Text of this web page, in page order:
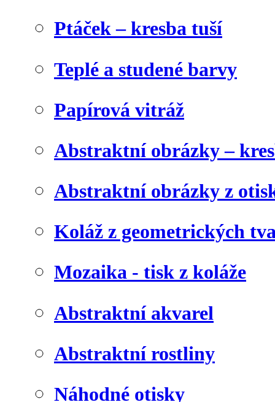
Ptáček – kresba tuší
Teplé a studené barvy
Papírová vitráž
Abstraktní obrázky –
Abstraktní obrázky z
Koláž z geometrických
Mozaika - tisk z koláže
Abstraktní akvarel
Abstraktní rostliny
Náhodné otisky